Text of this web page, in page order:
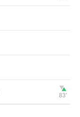
83‎’‎